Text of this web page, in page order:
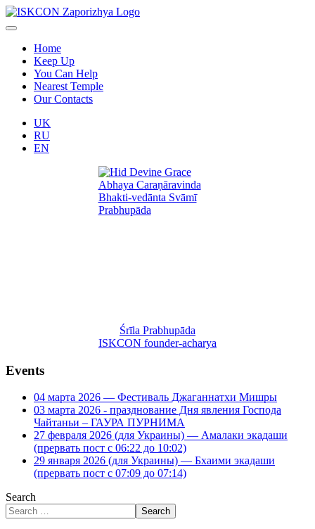
Home
Keep Up
You Can Help
Nearest Temple
Our Contacts
UK
RU
EN
Śrīla Prabhupāda
ISKCON founder-acharya
Events
04 марта 2026 — Фестиваль Джаганнатхи Мишры
03 марта 2026 - празднование Дня явления Господа
Чайтаньи – ГАУРА ПУРНИМА
27 февраля 2026 (для Украины) — Амалаки экадаши
(прервать пост с 06:22 до 10:02)
29 января 2026 (для Украины) — Бхаими экадаши
(прервать пост с 07:09 до 07:14)
Search
Search